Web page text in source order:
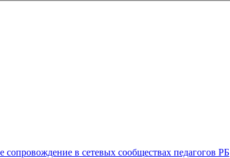
сопровождение в сетевых сообществах педагогов РБ